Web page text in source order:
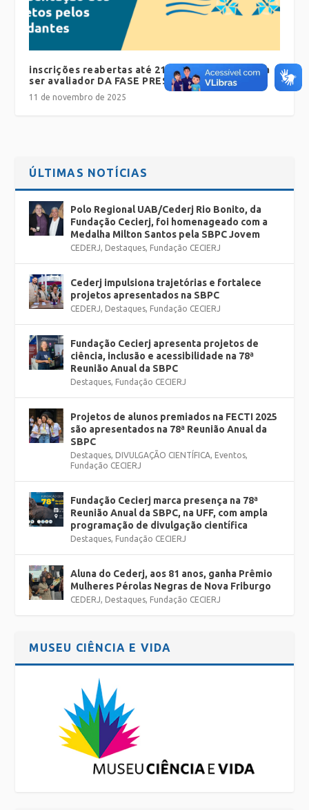
inscrições reabertas até 21 de NOVEMBRO para
ser avaliador DA FASE PRESENCIAL DA FECTI
11 de novembro de 2025
ÚLTIMAS NOTÍCIAS
Polo Regional UAB/Cederj Rio Bonito, da
Fundação Cecierj, foi homenageado com a
Medalha Milton Santos pela SBPC Jovem
CEDERJ, Destaques, Fundação CECIERJ
Cederj impulsiona trajetórias e fortalece
projetos apresentados na SBPC
CEDERJ, Destaques, Fundação CECIERJ
Fundação Cecierj apresenta projetos de
ciência, inclusão e acessibilidade na 78ª
Reunião Anual da SBPC
Destaques, Fundação CECIERJ
Projetos de alunos premiados na FECTI 2025
são apresentados na 78ª Reunião Anual da
SBPC
Destaques, DIVULGAÇÃO CIENTÍFICA, Eventos,
Fundação CECIERJ
Fundação Cecierj marca presença na 78ª
Reunião Anual da SBPC, na UFF, com ampla
programação de divulgação científica
Destaques, Fundação CECIERJ
Aluna do Cederj, aos 81 anos, ganha Prêmio
Mulheres Pérolas Negras de Nova Friburgo
CEDERJ, Destaques, Fundação CECIERJ
MUSEU CIÊNCIA E VIDA